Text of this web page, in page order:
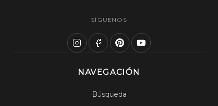
SÍGUENOS
NAVEGACIÓN
Búsqueda